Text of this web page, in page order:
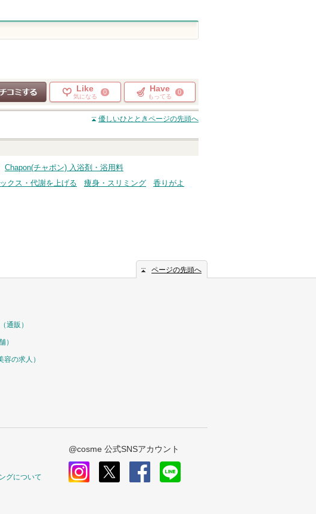
クチコミする
Like
気になる
0 Have
もってる
0
優しいひとときページの先頭へ
Chapon(チャポン) 入浴剤・浴用料
クス・代謝を上げる 痩身・スリミング
香りがよ
ページの先頭へ
（通販）
）
容の求人）
グについて
@cosme 公式SNSアカウント